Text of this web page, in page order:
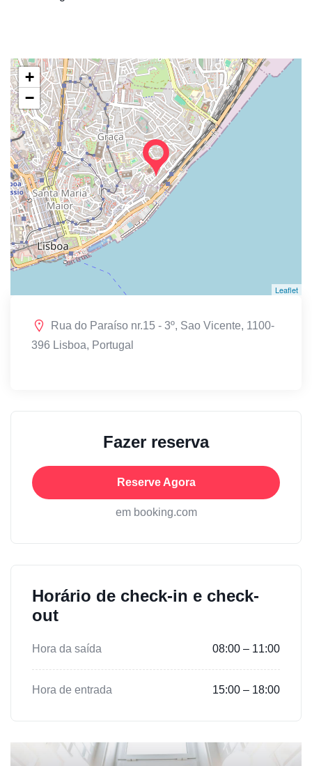
+
−
Leaflet
Rua do Paraíso nr.15 - 3º, Sao Vicente, 1100-
396 Lisboa, Portugal
Fazer reserva
Reserve Agora
em booking.com
Horário de check-in e check-
out
Hora da saída 08:00 – 11:00
Hora de entrada 15:00 – 18:00